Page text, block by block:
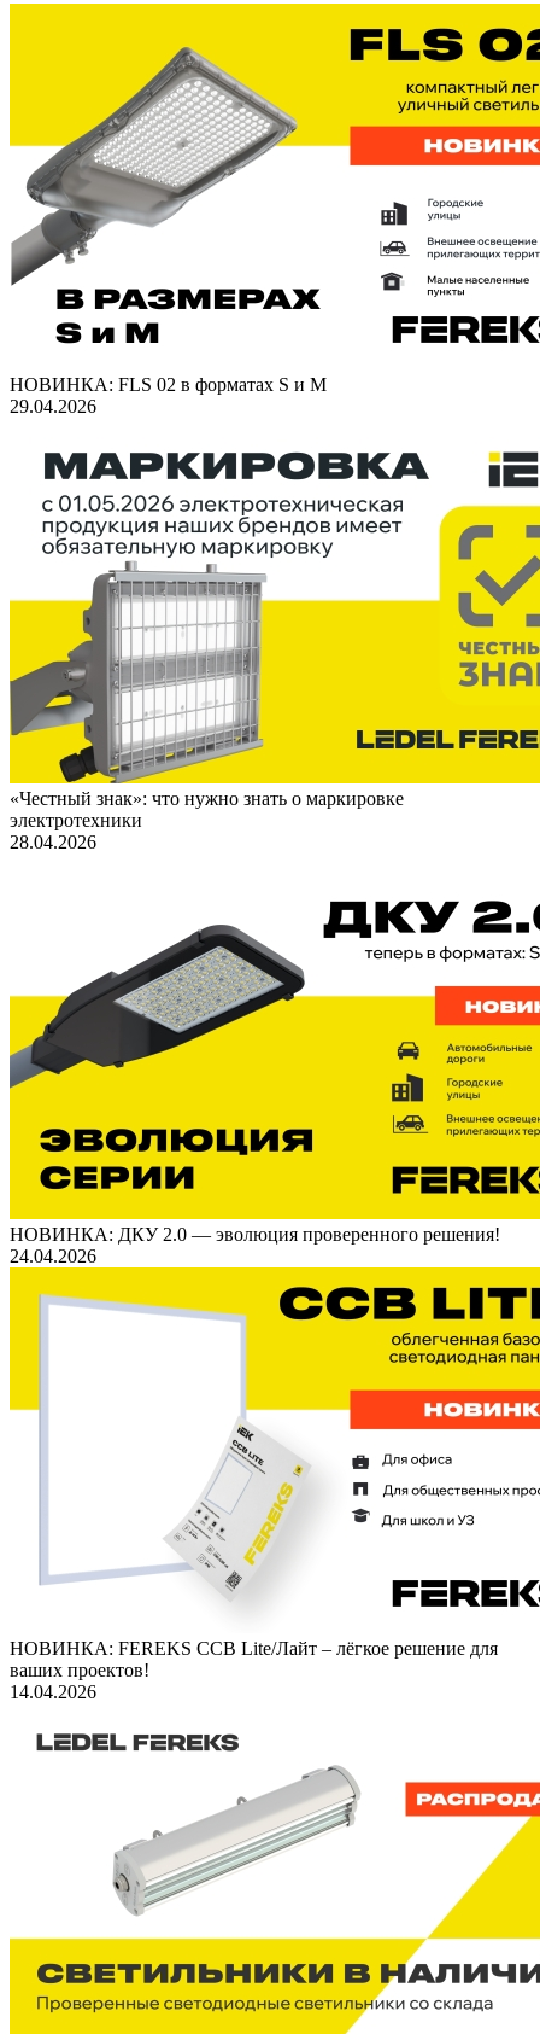
НОВИНКА: FLS 02 в форматах S и M
29.04.2026
«Честный знак»: что нужно знать о маркировке
электротехники
28.04.2026
НОВИНКА: ДКУ 2.0 — эволюция проверенного решения!
24.04.2026
НОВИНКА: FEREKS ССВ Lite/Лайт – лёгкое решение для
ваших проектов!
14.04.2026